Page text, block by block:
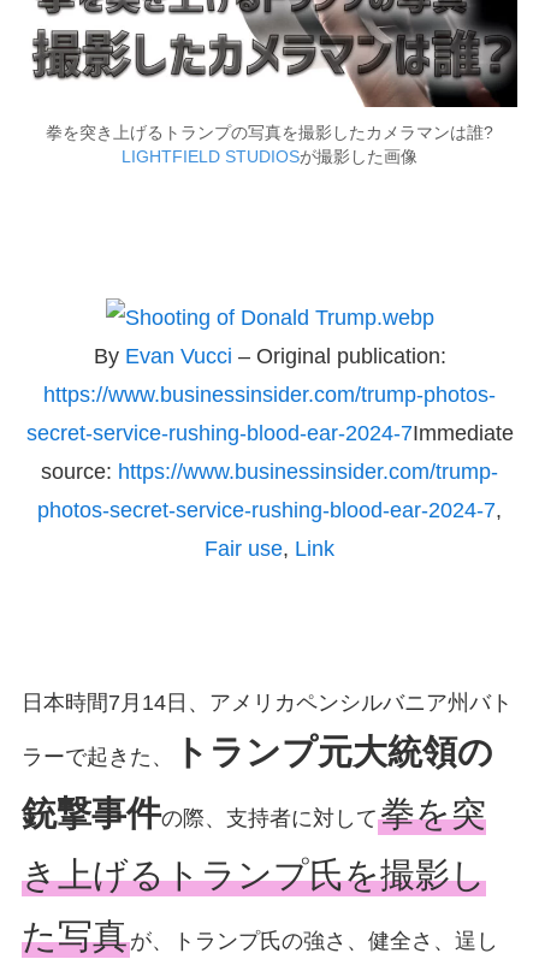
拳を突き上げるトランプの写真を撮影したカメラマンは誰?
LIGHTFIELD STUDIOSが撮影した画像
By Evan Vucci – Original publication:
https://www.businessinsider.com/trump-photos-
secret-service-rushing-blood-ear-2024-7Immediate
source: https://www.businessinsider.com/trump-
photos-secret-service-rushing-blood-ear-2024-7,
Fair use, Link
日本時間7月14日、アメリカペンシルバニア州バト
ラーで起きた、
トランプ元大統領の
銃撃事件の際、支持者に対して拳を突
き上げるトランプ氏を撮影し
た写真が、トランプ氏の強さ、健全さ、逞し